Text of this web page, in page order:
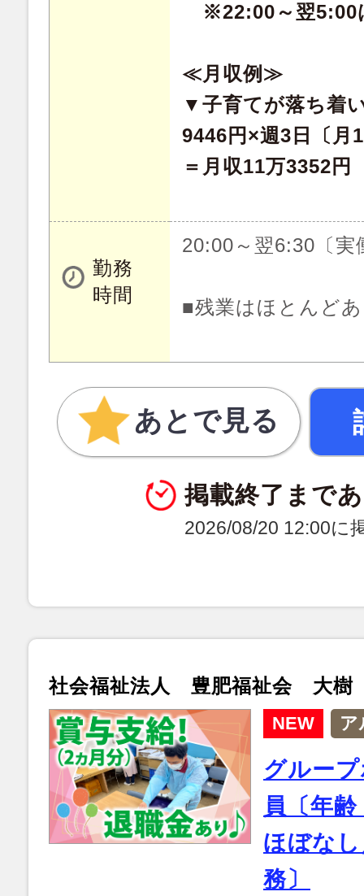
※22:00～翌5:00
≪月収例≫
▼子育てが落ち着
9446円×週3日〔月
＝月収11万3352円
勤務
時間
20:00～翌6:30〔実
■残業はほとんど
あとで見る
掲載終了まで
2026/08/20 12:00に
社会福祉法人 豊肥福祉会 大樹
NEW ア
グルー
員〔年
ほぼな
務〕